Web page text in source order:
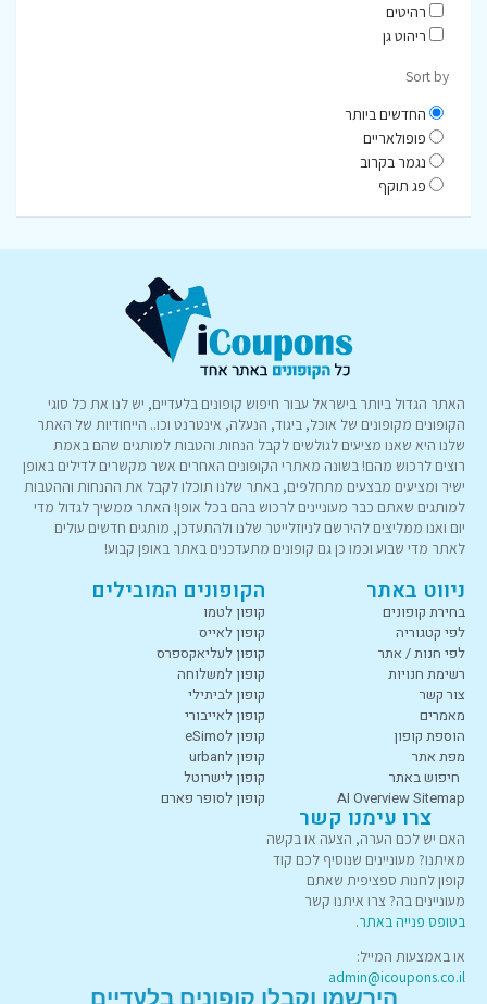
רהיטים
ריהוט גן
Sort by
החדשים ביותר
פופולאריים
נגמר בקרוב
פג תוקף
האתר הגדול ביותר בישראל עבור חיפוש קופונים בלעדיים, יש לנו את כל סוגי
הקופונים מקופונים של אוכל, ביגוד, הנעלה, אינטרנט וכו.. הייחודיות של האתר
שלנו היא שאנו מציעים לגולשים לקבל הנחות והטבות למותגים שהם באמת
רוצים לרכוש מהם! בשונה מאתרי הקופונים האחרים אשר מקשרים לדילים באופן
ישיר ומציעים מבצעים מתחלפים, באתר שלנו תוכלו לקבל את ההנחות וההטבות
למותגים שאתם כבר מעוניינים לרכוש בהם בכל אופן! האתר ממשיך לגדול מדי
יום ואנו ממליצים להירשם לניוזלייטר שלנו ולהתעדכן, מותגים חדשים עולים
לאתר מדי שבוע וכמו כן גם קופונים מתעדכנים באתר באופן קבוע!
ניווט באתר
בחירת קופונים
לפי קטגוריה
לפי חנות / אתר
רשימת חנויות
צור קשר
מאמרים
הוספת קופון
מפת אתר
חיפוש באתר
AI Overview Sitemap
הקופונים המובילים
קופון לטמו
קופון לאייס
קופון לעליאקספרס
קופון למשלוחה
קופון לביתילי
קופון לאייבורי
קופון לeSimo
קופון לurban
קופון לישרוטל
קופון לסופר פארם
צרו עימנו קשר
האם יש לכם הערה, הצעה או בקשה
מאיתנו? מעוניינים שנוסיף לכם קוד
קופון לחנות ספציפית שאתם
מעוניינים בה? צרו איתנו קשר
בטופס פנייה באתר.
או באמצעות המייל:
admin@icoupons.co.il